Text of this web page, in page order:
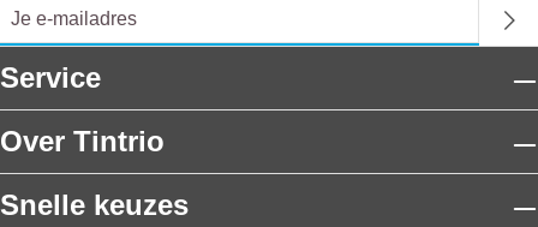
Service
Over Tintrio
Snelle keuzes